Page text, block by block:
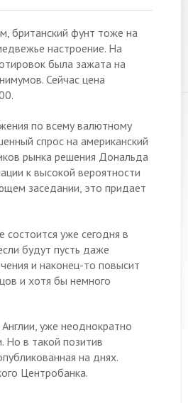
британский фунт тоже на
настроение. На
была зажата на
Сейчас цена
по всему валютному
спрос на американский
рынка решения Дональда
к высокой вероятности
заседании, это придает
состоится уже сегодня в
будут пусть даже
и наконец-то повысит
и хотя бы немного
уже неоднократно
Но в такой позитив
на днях.
Центробанка.